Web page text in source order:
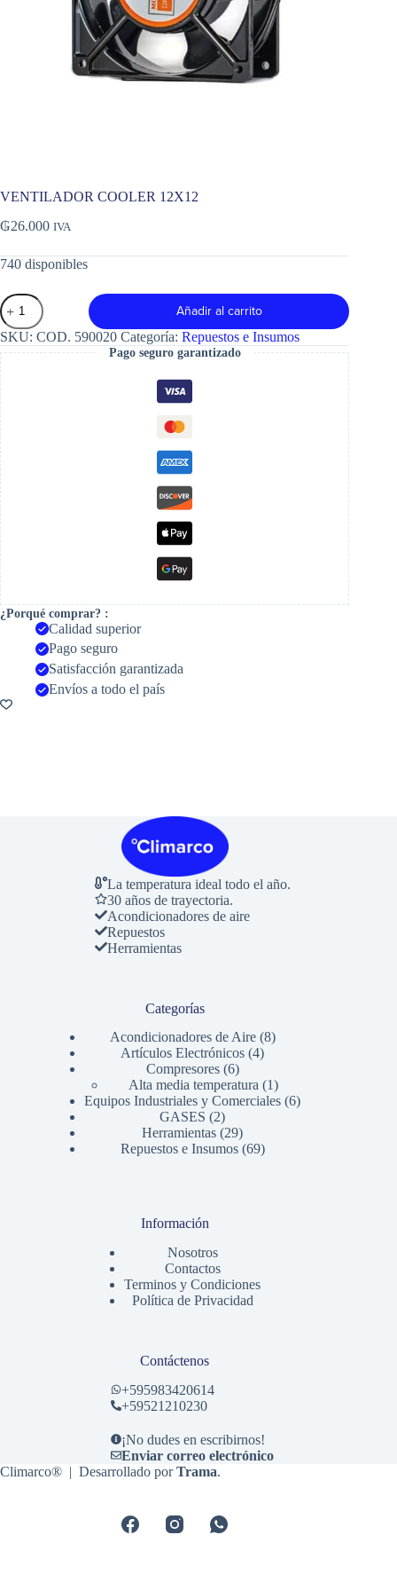
VENTILADOR COOLER 12X12
₲26.000 IVA
740 disponibles
VENTILADOR
COOLER
12X12
cantidad
Añadir al carrito
SKU: COD. 590020 Categoría: Repuestos e Insumos
Pago seguro garantizado
¿Porqué comprar? :
Calidad superior
Pago seguro
Satisfacción garantizada
Envíos a todo el país
La temperatura ideal todo el año.
30 años de trayectoria.
Acondicionadores de aire
Repuestos
Herramientas
Categorías
Acondicionadores de Aire 88
Artículos Electrónicos 44
Compresores 66
productos
Alta media temperatura 11
producto
Equipos Industriales y Comerciales 66
GASES 22
productos
Herramientas 2929
productos
Repuestos e Insumos 6969
Información
Nosotros
Contactos
Terminos y Condiciones
Política de Privacidad
Contáctenos
+595983420614
+59521210230
¡No dudes en escribirnos!
Enviar correo electrónico
Climarco® | Desarrollado porTrama.